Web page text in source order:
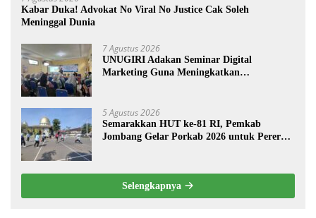
Kabar Duka! Advokat No Viral No Justice Cak Soleh
Meninggal Dunia
7 Agustus 2026
UNUGIRI Adakan Seminar Digital
Marketing Guna Meningkatkan
5 Agustus 2026
Semarakkan HUT ke-81 RI, Pemkab
Jombang Gelar Porkab 2026 untuk Pererat
Selengkapnya